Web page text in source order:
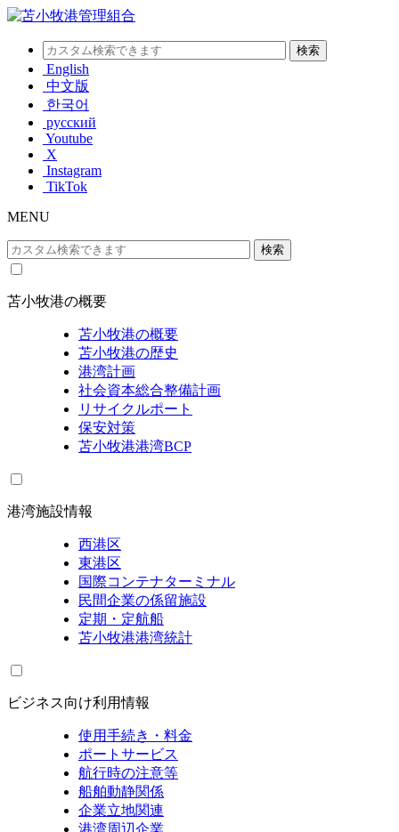
English
中文版
한국어
русский
Youtube
X
Instagram
TikTok
MENU
苫小牧港の概要
苫小牧港の概要
苫小牧港の歴史
港湾計画
社会資本総合整備計画
リサイクルポート
保安対策
苫小牧港港湾BCP
港湾施設情報
西港区
東港区
国際コンテナターミナル
民間企業の係留施設
定期・定航船
苫小牧港港湾統計
ビジネス向け利用情報
使用手続き・料金
ポートサービス
航行時の注意等
船舶動静関係
企業立地関連
港湾周辺企業